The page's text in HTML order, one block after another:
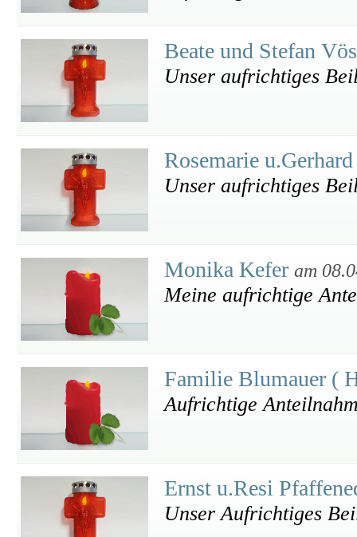
Beate und Stefan
Unser aufrichtiges
Rosemarie
Unser aufrichtiges
Monika Kefer am
Meine aufrichtige
Familie Blumauer (
Aufrichtige
Ernst u.Resi
Unser Aufrichtiges